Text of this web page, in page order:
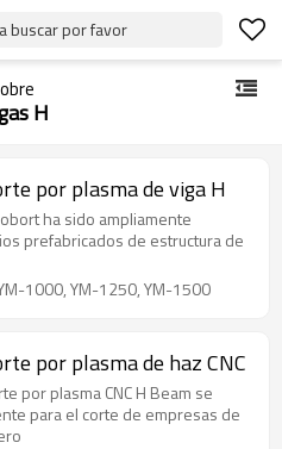
buscar por favor
H
por plasma de viga H
ha sido ampliamente
prefabricados de estructura de
1000, YM-1250, YM-1500
por plasma de haz CNC
por plasma CNC H Beam se
para el corte de empresas de